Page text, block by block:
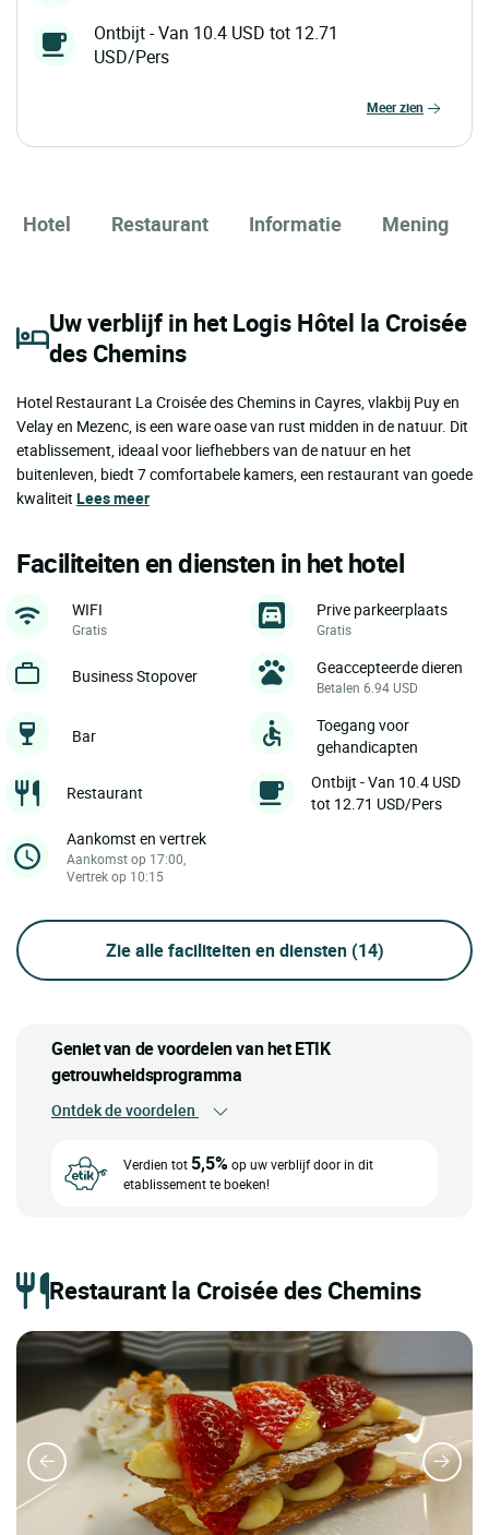
Ontbijt - Van 10.4 USD tot 12.71
USD/Pers
meer zien
Hotel Restaurant Informatie Mening
Uw verblijf in het Logis Hôtel la Croisée
des Chemins
Hotel Restaurant La Croisée des Chemins in Cayres, vlakbij Puy en
Velay en Mezenc, is een ware oase van rust midden in de natuur. Dit
etablissement, ideaal voor liefhebbers van de natuur en het
buitenleven, biedt 7 comfortabele kamers, een restaurant van goede
kwaliteit Lees meer
Faciliteiten en diensten in het hotel
WIFI
Gratis
Prive parkeerplaats
Gratis
Business Stopover Geaccepteerde dieren
Betalen 6.94 USD
Bar
Toegang voor
gehandicapten
Restaurant
Ontbijt - Van 10.4 USD
tot 12.71 USD/Pers
Aankomst en vertrek
Aankomst op 17:00,
Vertrek op 10:15
Zie alle faciliteiten en diensten (14)
Geniet van de voordelen van het ETIK
getrouwheidsprogramma
Ontdek de voordelen
Verdien tot 5,5%op uw verblijf door in dit
etablissement te boeken!
Restaurant la Croisée des Chemins